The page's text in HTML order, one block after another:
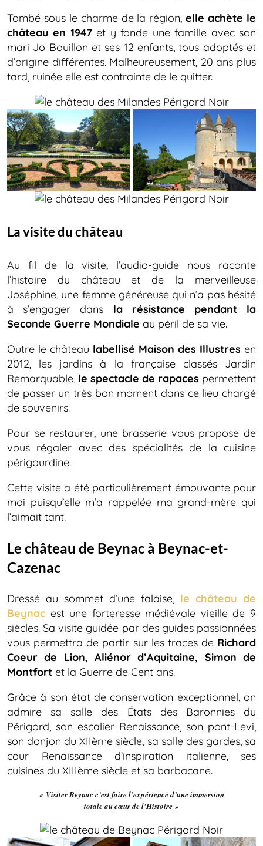
Tombé sous le charme de la région,elle achète le
château en 1947et y fonde une famille avec son
mari Jo Bouillon et ses 12 enfants, tous adoptés et
d’origine différentes. Malheureusement, 20 ans plus
tard, ruinée elle est contrainte de le quitter.
La visite du château
Au fil de la visite, l’audio-guide nous raconte
l’histoire du château et de la merveilleuse
Joséphine, une femme généreuse qui n’a pas hésité
à s’engager dans la résistance pendant la
Seconde Guerre Mondiale au péril de sa vie.
Outre le château labellisé Maison des Illustres en
2012, les jardins à la française classés Jardin
Remarquable, le spectacle de rapaces permettent
de passer un très bon moment dans ce lieu chargé
de souvenirs.
Pour se restaurer, une brasserie vous propose de
vous régaler avec des spécialités de la cuisine
périgourdine.
Cette visite a été particulièrement émouvante pour
moi puisqu’elle m’a rappelée ma grand-mère qui
l’aimait tant.
Le château de Beynac à Beynac-et-
Cazenac
Dressé au sommet d’une falaise, le château de
Beynac est une forteresse médiévale vieille de 9
siècles. Sa visite guidée par des guides passionnées
vous permettra de partir sur les traces de Richard
Coeur de Lion, Aliénor d’Aquitaine, Simon de
Montfort et la Guerre de Cent ans.
Grâce à son état de conservation exceptionnel, on
admire sa salle des États des Baronnies du
Périgord, son escalier Renaissance, son pont-Levi,
son donjon du XIIème siècle, sa salle des gardes, sa
cour Renaissance d’inspiration italienne, ses
cuisines du XIIIème siècle et sa barbacane.
« Visiter Beynac c’est faire l’expérience d’une immersion
totale au cœur de l’Histoire »